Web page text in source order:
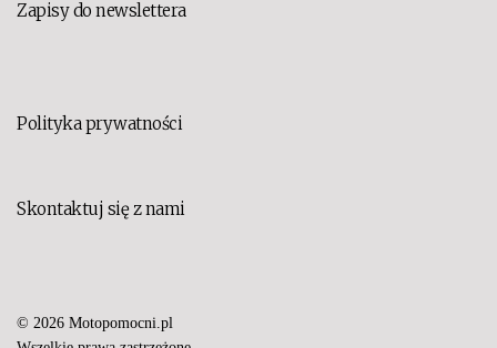
Zapisy do newslettera
Polityka prywatności
Skontaktuj się z nami
© 2026 Motopomocni.pl
Set Youtube Channel ID